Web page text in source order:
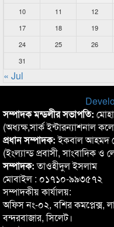
10
11 12
17
18 19
24
25 26
31
« Jul
সম্পাদক মন্ডলীর সভাপতি:
(অধ্যক্ষ,সার্ক ইন্টারন্যাশনাল
প্রধান সম্পাদক:ইকবাল আহমদ
(ইংল্যান্ড প্রবাসী, সাংবাদিক ও
সম্পাদক:তাওহীদুল ইসলাম
মোবাইল : ০১৭১০-৯৯৩৫৭২
সম্পাদকীয় কার্যালয়:
অফিস নং-০২, বশির কমপ্লেক্স,
বন্দরবাজার, সিলেট।